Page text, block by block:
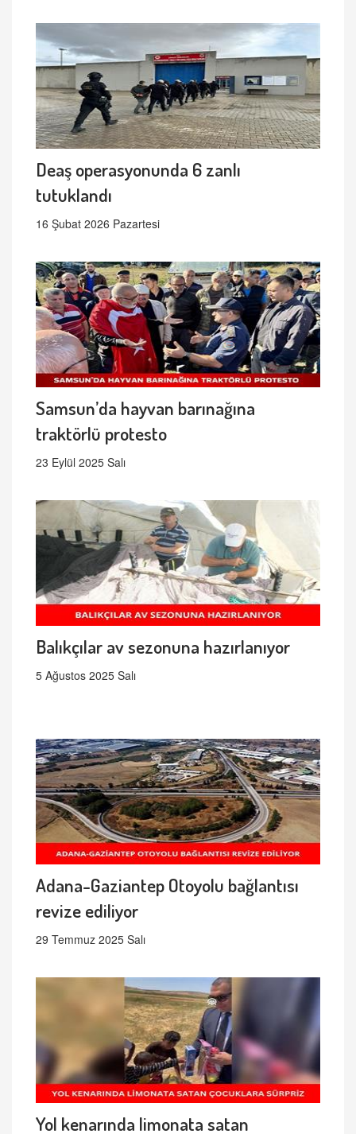
Deaş operasyonunda 6 zanlı
tutuklandı
16 Şubat 2026 Pazartesi
Samsun’da hayvan barınağına
traktörlü protesto
23 Eylül 2025 Salı
Balıkçılar av sezonuna hazırlanıyor
5 Ağustos 2025 Salı
Adana-Gaziantep Otoyolu bağlantısı
revize ediliyor
29 Temmuz 2025 Salı
Yol kenarında limonata satan